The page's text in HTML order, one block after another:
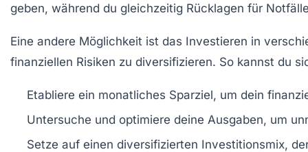
geben, während du gleichzeitig Rücklagen für
Eine andere Möglichkeit ist das Investieren in
finanziellen Risiken zu diversifizieren. So kannst du
Etabliere ein monatliches Sparziel, um dein
Untersuche und optimiere deine Ausgaben, um
Setze auf einen diversifizierten Investitionsmix,